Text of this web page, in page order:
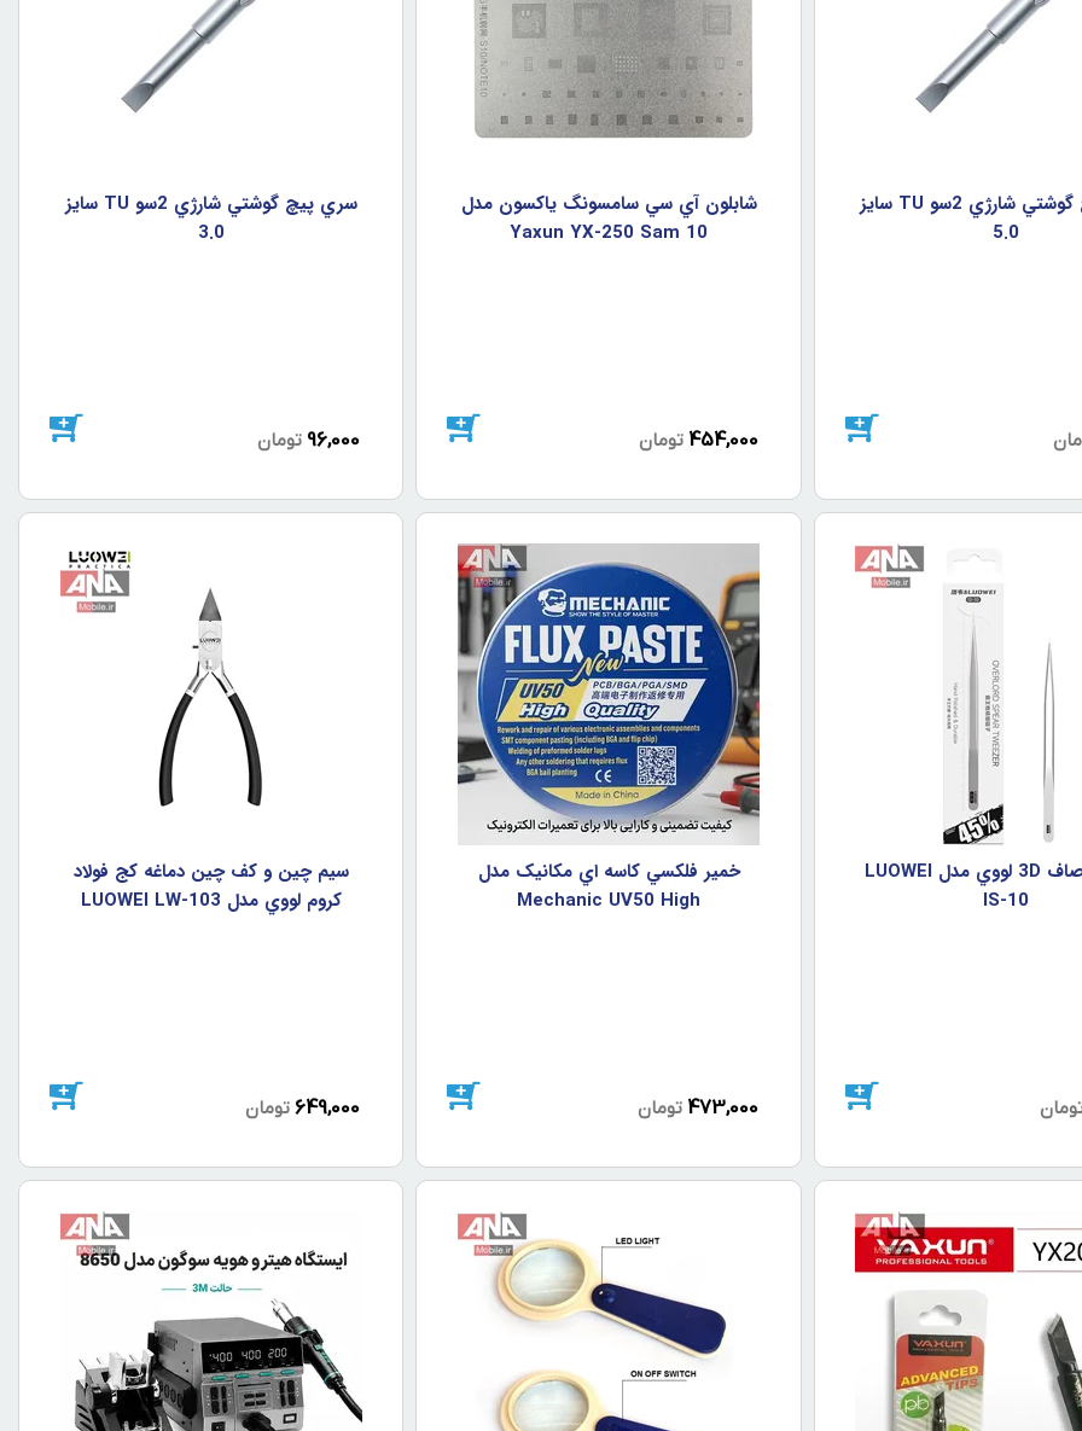
سري پيچ گوشتي شارژي 2سو TU سايز
5.0
شابلون آي سي سامسونگ ياکسون مدل
Yaxun YX-250 Sam 10
454,000 تومان
سري پيچ گوشتي شارژي 2سو TU سايز
3.0
96,000 تومان
پنس سرصاف 3D لووي مدل LUOWEI
IS-10
خمير فلکسي کاسه اي مکانيک مدل
Mechanic UV50 High
473,000 تومان
سيم چين و کف چين دماغه کج فولاد
کروم لووي مدل LUOWEI LW-103
649,000 تومان